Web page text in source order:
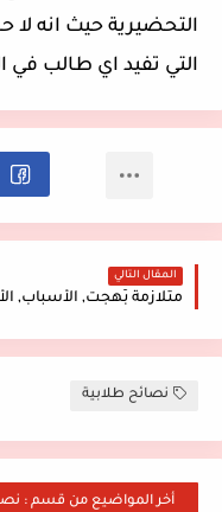
التحضيرية حيث انه لا
التي تفيد اي طالب في
المقال التالي
متلازمة بَهجت, الأسباب,
نصائح طلابية
أخر المواضيع من قسم :